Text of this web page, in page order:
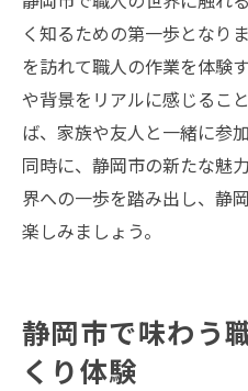
く知るための第一歩となり
を訪れて職人の作業を体験
や背景をリアルに感じるこ
ば、家族や友人と一緒に参
同時に、静岡市の新たな魅
界への一歩を踏み出し、静
楽しみましょう。
静岡市で味わう
くり体験